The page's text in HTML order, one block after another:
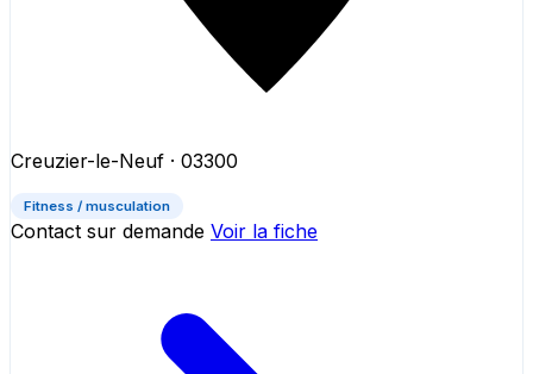
Creuzier-le-Neuf · 03300
Fitness / musculation
Contact sur demande Voir la fiche